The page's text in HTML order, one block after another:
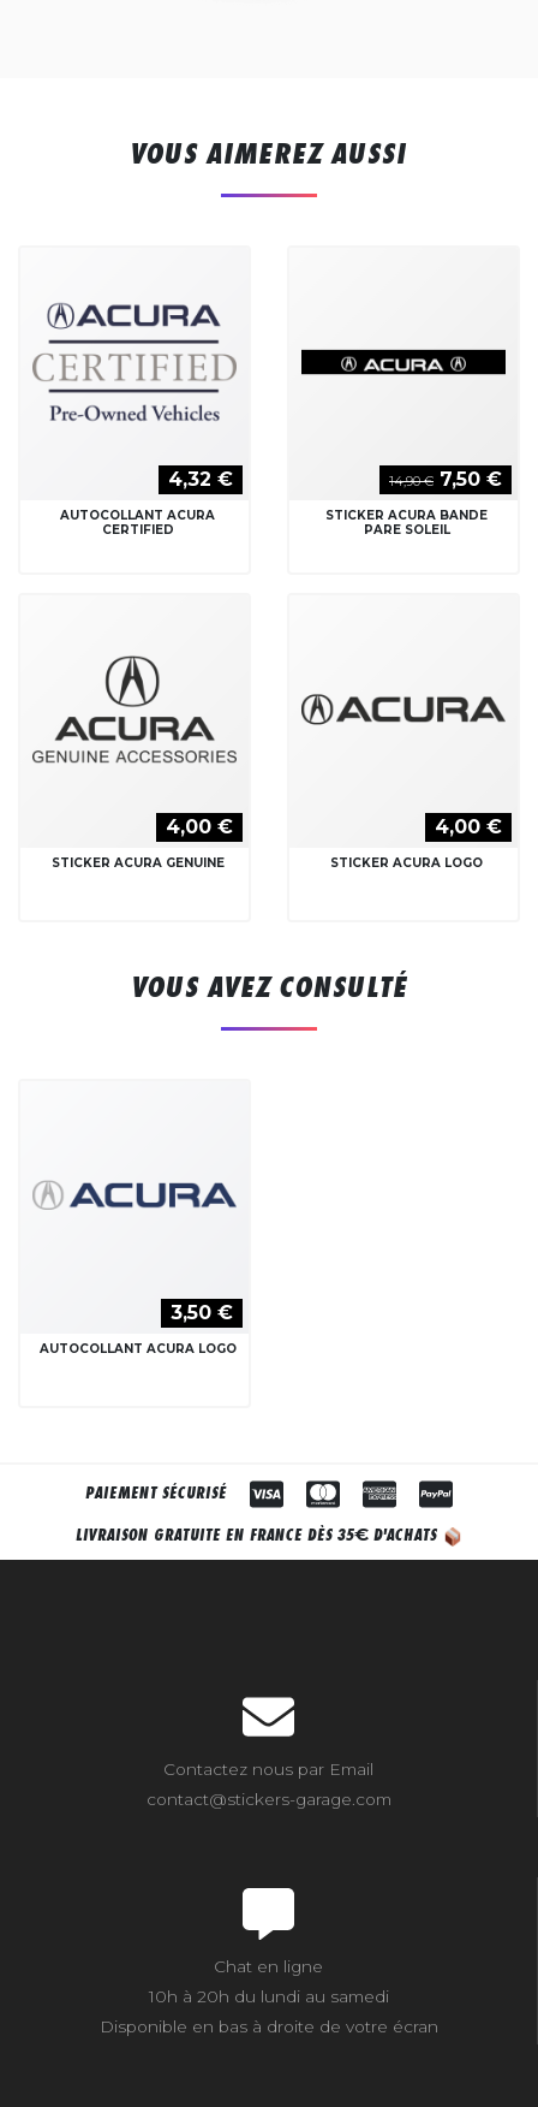
VOUS AIMEREZ AUSSI
4,32 €
AUTOCOLLANT ACURA
CERTIFIED
14,90 € 7,50 €
STICKER ACURA BANDE
PARE SOLEIL
4,00 €
STICKER ACURA GENUINE
4,00 €
STICKER ACURA LOGO
VOUS AVEZ CONSULTÉ
3,50 €
AUTOCOLLANT ACURA LOGO
PAIEMENT SÉCURISÉ
LIVRAISON GRATUITE EN FRANCE DÈS 35€ D'ACHATS
Contactez nous par Email
contact@stickers-garage.com
Chat en ligne
10h à 20h du lundi au samedi
Disponible en bas à droite de votre écran